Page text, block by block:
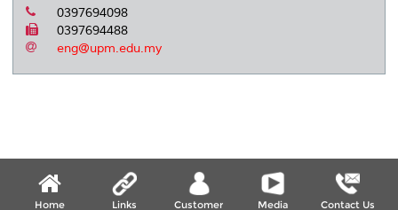
0397694098
0397694488
eng@upm.edu.my
Home Links Customer Media Contact Us